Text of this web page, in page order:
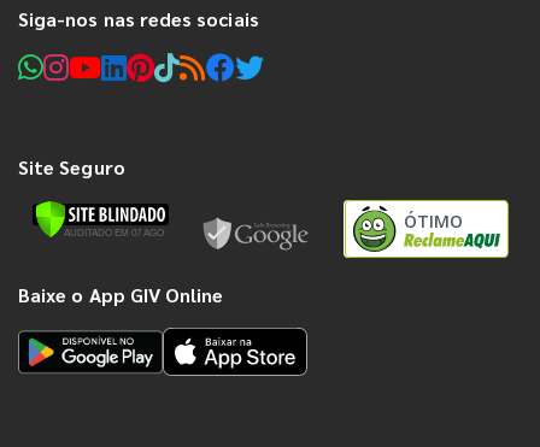
Siga-nos nas redes sociais
Site Seguro
ÓTIMO
Baixe o App GIV Online